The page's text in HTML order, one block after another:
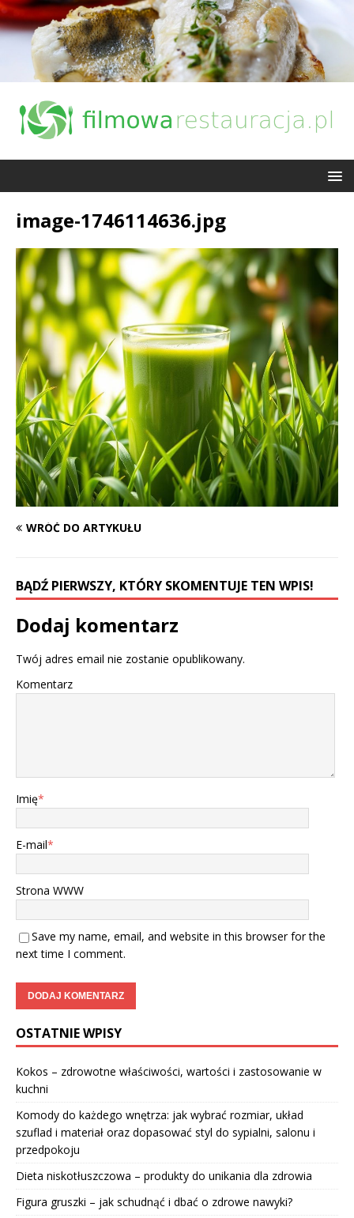
image-1746114636.jpg
WRÓĆ DO ARTYKUŁU
BĄDŹ PIERWSZY, KTÓRY SKOMENTUJE TEN WPIS!
Dodaj komentarz
Twój adres email nie zostanie opublikowany.
Komentarz
Imię*
E-mail*
Strona WWW
Save my name, email, and website in this browser for the
next time I comment.
OSTATNIE WPISY
Kokos – zdrowotne właściwości, wartości i zastosowanie w
kuchni
Komody do każdego wnętrza: jak wybrać rozmiar, układ
szuflad i materiał oraz dopasować styl do sypialni, salonu i
przedpokoju
Dieta niskotłuszczowa – produkty do unikania dla zdrowia
Figura gruszki – jak schudnąć i dbać o zdrowe nawyki?